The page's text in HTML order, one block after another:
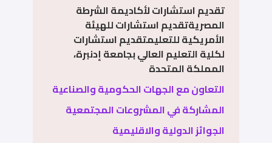
تقديم استشارات لأكاديمة الشرطة
المصريةتقديم استشارات للهيئة
الأمريكية للتعليمتقديم استشارات
لكلية التعليم العالي بجامعة إدنبرة،
المملكة المتحدة
التعاون مع الجهات الحكومية والصناعية
المشاركة في المشروعات المجتمعية
الجوائز الدولية والاقليمية